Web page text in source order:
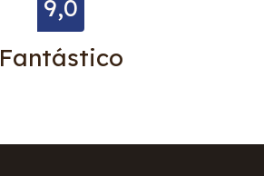
9,0
Fantástico